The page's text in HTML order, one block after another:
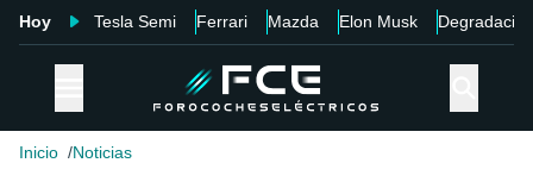
Hoy Tesla Semi Ferrari Mazda Elon Musk Degradación
Inicio Noticias